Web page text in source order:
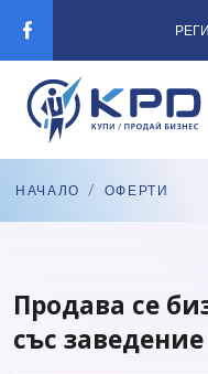
НАЧАЛО / ОФЕРТИ
Продава се
със заведение